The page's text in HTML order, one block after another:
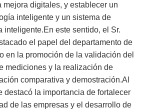
mejora digitales, y establecer un
inteligente y un sistema de
inteligente.En este sentido, el Sr.
el papel del departamento de
en la promoción de la validación del
mediciones y la realización de
comparativa y demostración.Al
destacó la importancia de fortalecer
de las empresas y el desarrollo de